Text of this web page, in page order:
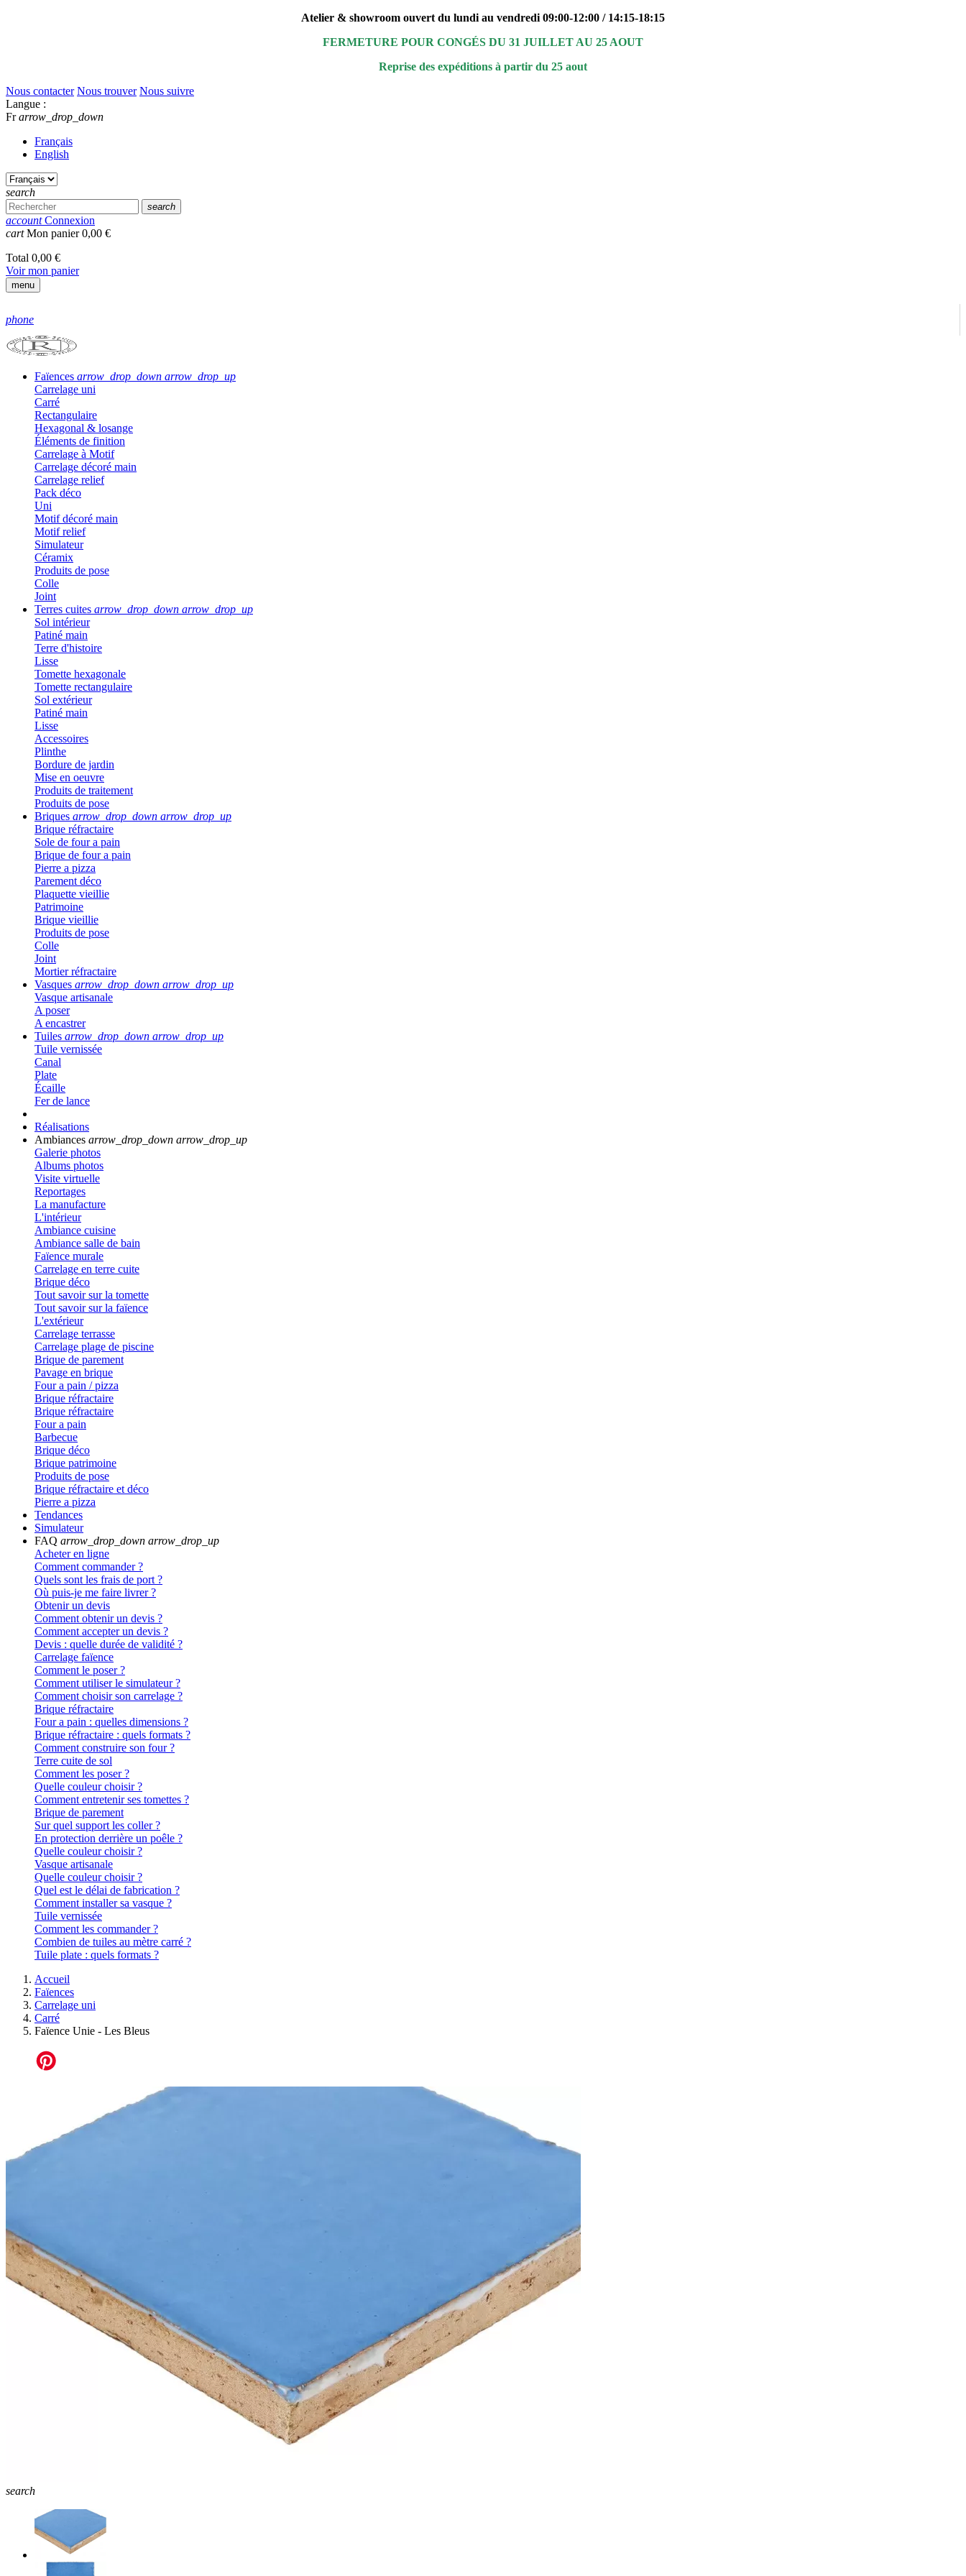
Atelier & showroom ouvert du lundi au vendredi 09:00-12:00 / 14:15-18:15
FERMETURE POUR CONGÉS DU 31 JUILLET AU 25 AOUT
Reprise des expéditions à partir du 25 aout
Nous contacter Nous trouver Nous suivre
Langue :
Fr arrow_drop_down
Français
English
search
search
account Connexion
cart Mon panier0,00 €
Total 0,00 €
Voir mon panier
menu
phone
Faïences arrow_drop_down arrow_drop_up
Carrelage uni
Carré
Rectangulaire
Hexagonal & losange
Éléments de finition
Carrelage à Motif
Carrelage décoré main
Carrelage relief
Pack déco
Uni
Motif décoré main
Motif relief
Simulateur
Céramix
Produits de pose
Colle
Joint
Terres cuites arrow_drop_down arrow_drop_up
Sol intérieur
Patiné main
Terre d'histoire
Lisse
Tomette hexagonale
Tomette rectangulaire
Sol extérieur
Patiné main
Lisse
Accessoires
Plinthe
Bordure de jardin
Mise en oeuvre
Produits de traitement
Produits de pose
Briques arrow_drop_down arrow_drop_up
Brique réfractaire
Sole de four a pain
Brique de four a pain
Pierre a pizza
Parement déco
Plaquette vieillie
Patrimoine
Brique vieillie
Produits de pose
Colle
Joint
Mortier réfractaire
Vasques arrow_drop_down arrow_drop_up
Vasque artisanale
A poser
A encastrer
Tuiles arrow_drop_down arrow_drop_up
Tuile vernissée
Canal
Plate
Écaille
Fer de lance
Réalisations
Ambiances arrow_drop_down arrow_drop_up
Galerie photos
Albums photos
Visite virtuelle
Reportages
La manufacture
L'intérieur
Ambiance cuisine
Ambiance salle de bain
Faïence murale
Carrelage en terre cuite
Brique déco
Tout savoir sur la tomette
Tout savoir sur la faïence
L'extérieur
Carrelage terrasse
Carrelage plage de piscine
Brique de parement
Pavage en brique
Four a pain / pizza
Brique réfractaire
Brique réfractaire
Four a pain
Barbecue
Brique déco
Brique patrimoine
Produits de pose
Brique réfractaire et déco
Pierre a pizza
Tendances
Simulateur
FAQ arrow_drop_down arrow_drop_up
Acheter en ligne
Comment commander ?
Quels sont les frais de port ?
Où puis-je me faire livrer ?
Obtenir un devis
Comment obtenir un devis ?
Comment accepter un devis ?
Devis : quelle durée de validité ?
Carrelage faïence
Comment le poser ?
Comment utiliser le simulateur ?
Comment choisir son carrelage ?
Brique réfractaire
Four a pain : quelles dimensions ?
Brique réfractaire : quels formats ?
Comment construire son four ?
Terre cuite de sol
Comment les poser ?
Quelle couleur choisir ?
Comment entretenir ses tomettes ?
Brique de parement
Sur quel support les coller ?
En protection derrière un poêle ?
Quelle couleur choisir ?
Vasque artisanale
Quelle couleur choisir ?
Quel est le délai de fabrication ?
Comment installer sa vasque ?
Tuile vernissée
Comment les commander ?
Combien de tuiles au mètre carré ?
Tuile plate : quels formats ?
Accueil
Faïences
Carrelage uni
Carré
Faïence Unie - Les Bleus
search